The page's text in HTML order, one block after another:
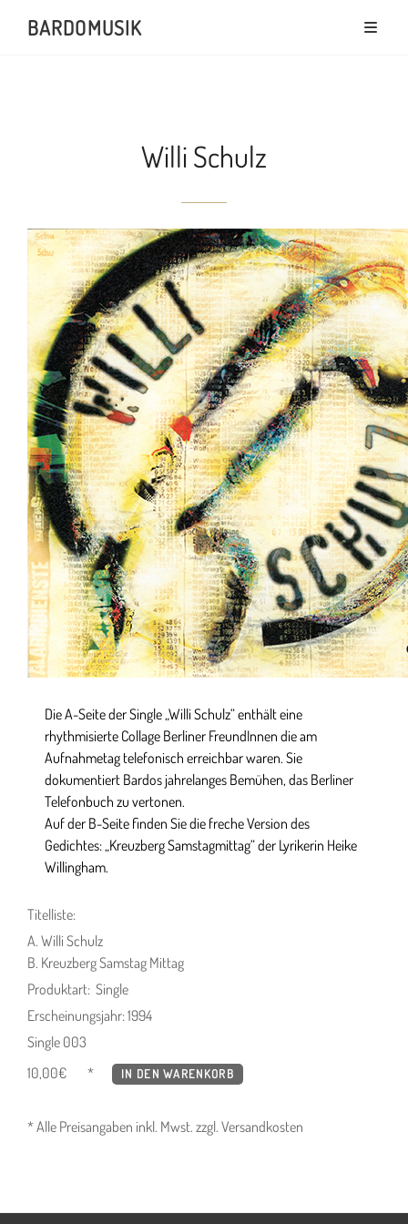
BARDOMUSIK
Willi Schulz
Die A-Seite der Single „Willi Schulz“ enthält eine
rhythmisierte Collage Berliner FreundInnen die am
Aufnahmetag telefonisch erreichbar waren. Sie
dokumentiert Bardos jahrelanges Bemühen, das Berliner
Telefonbuch zu vertonen.
Auf der B-Seite finden Sie die freche Version des
Gedichtes: „Kreuzberg Samstagmittag“ der Lyrikerin Heike
Willingham.
Titelliste:
A. Willi Schulz
B. Kreuzberg Samstag Mittag
Produktart: Single
Erscheinungsjahr: 1994
Single 003
10,00€ IN DEN WARENKORB
* Alle Preisangaben inkl. Mwst. zzgl. Versandkosten